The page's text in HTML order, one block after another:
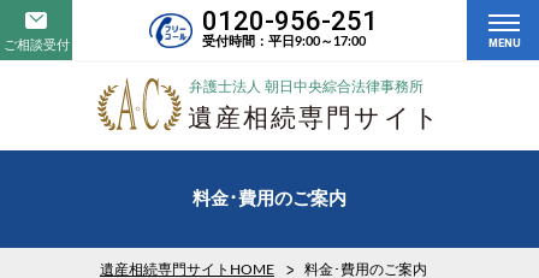
ご相談受付
0120-956-251
受付時間：平日9:00～17:00 MENU
料金･費用のご案内
遺産相続専門サイトHOME 料金･費用のご案内